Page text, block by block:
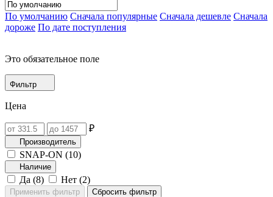
По умолчанию Сначала популярные Сначала дешевле Сначала
дороже По дате поступления
Это обязательное поле
Фильтр
Цена
₽
Производитель
SNAP-ON (10)
Наличие
Да (8) Нет (2)